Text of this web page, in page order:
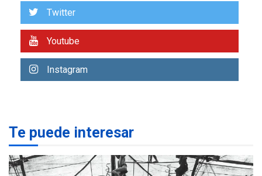
7
2
Margarita será sede de
para aprender a atender
adultos mayores
Twitter
Youtube
Instagram
Te puede interesar